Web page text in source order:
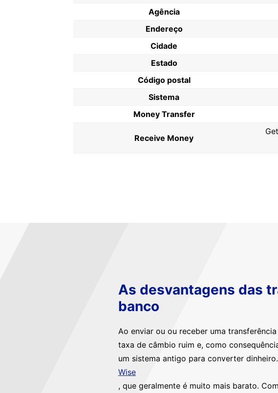
Agência
Endereço
Cidade
Estado
Código postal
Sistema
Money Transfer
Receive Money
As desvantagens das
banco
Ao enviar ou ou receber uma
taxa de câmbio ruim e, como
um sistema antigo para converter
Wise
, que geralmente é muito mais barato.